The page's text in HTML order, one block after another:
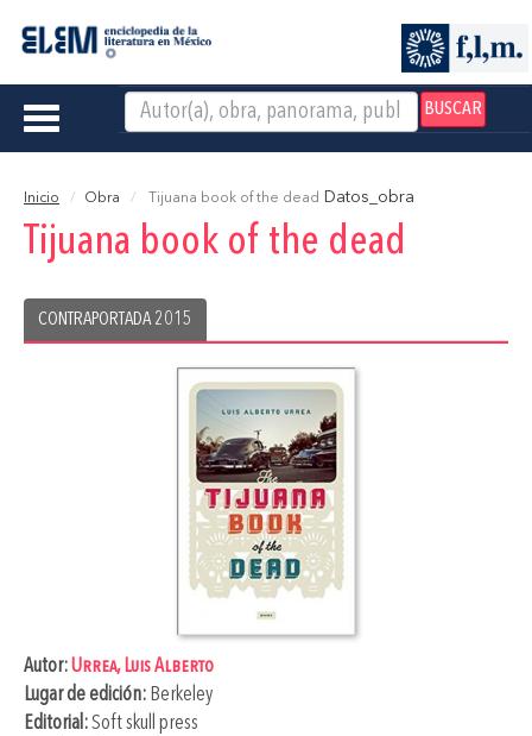
BUSCAR
Toggle
Inicio Obra Tijuana book of the dead Datos_obra
Tijuana book of the dead
CONTRAPORTADA 2015
Autor:Urrea, Luis Alberto
Lugar de edición: Berkeley
Editorial:Soft skull press